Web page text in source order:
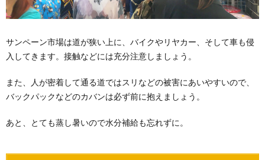
サンペーン市場は道が狭い上に、バイクやリヤカー、そして車も侵
入してきます。接触などには充分注意しましょう。
また、人が密着して通る道ではスリなどの被害にあいやすいので、
バックパックなどのカバンは必ず前に抱えましょう。
あと、とても蒸し暑いので水分補給も忘れずに。